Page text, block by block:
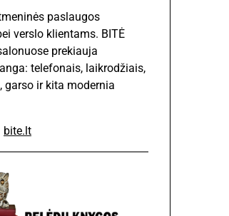
paslaugos
verslo klientams. BITĖ
prekiauja
telefonais, laikrodžiais,
garso ir kita modernia
bite.lt